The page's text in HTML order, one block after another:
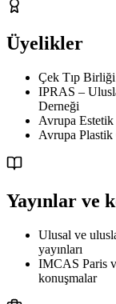
Üyelikler
Çek Tıp
IPRAS –
Derneği
Avrupa
Avrupa
Yayınlar ve
Ulusal ve
yayınları
IMCAS Paris
konuşmalar